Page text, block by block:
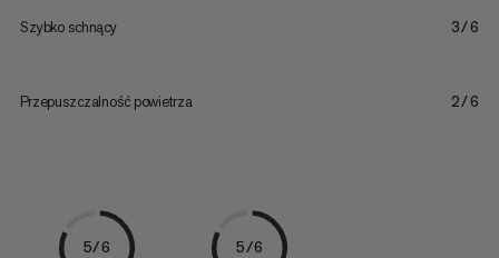
Szybko schnący 3/6
Przepuszczalność powietrza 2/6
5/6 5/6